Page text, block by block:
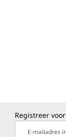
Registreer
E-mailadres